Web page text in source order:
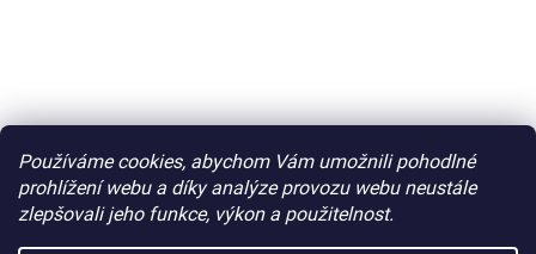
Používáme cookies, abychom Vám umožnili pohodlné
prohlížení webu a díky analýze provozu webu neustále
zlepšovali jeho funkce, výkon a použitelnost.